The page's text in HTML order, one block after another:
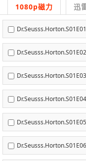
1080p磁力 迅
x.to].mkv[eztvx.to]
x.to].mkv[eztvx.to]
x.to].mkv[eztvx.to]
x.to].mkv[eztvx.to]
x.to].mkv[eztvx.to]